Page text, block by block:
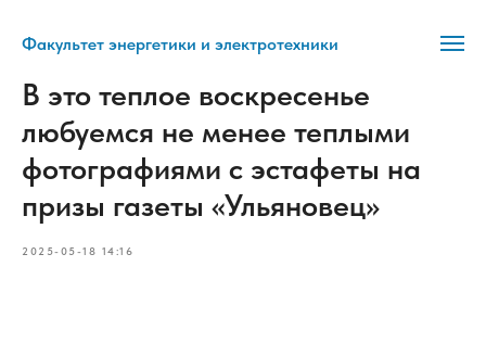
Факультет энергетики и электротехники
В это теплое воскресенье
любуемся не менее теплыми
фотографиями с эстафеты на
призы газеты «Ульяновец»
2025-05-18 14:16